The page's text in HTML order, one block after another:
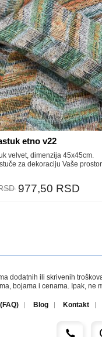
etno v22
velvet, dimenzija 45x45cm.
za dekoraciju Vaše
977,50 RSD
dodatnih ili skrivenih
bojama i cenama. Ipak,
Blog Kontakt